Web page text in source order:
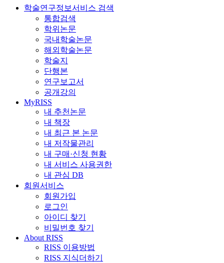
학술연구정보서비스 검색
통합검색
학위논문
국내학술논문
해외학술논문
학술지
단행본
연구보고서
공개강의
MyRISS
내 추천논문
내 책장
내 최근 본 논문
내 저작물관리
내 구매·신청 현황
내 서비스 사용권한
내 관심 DB
회원서비스
회원가입
로그인
아이디 찾기
비밀번호 찾기
About RISS
RISS 이용방법
RISS 지식더하기